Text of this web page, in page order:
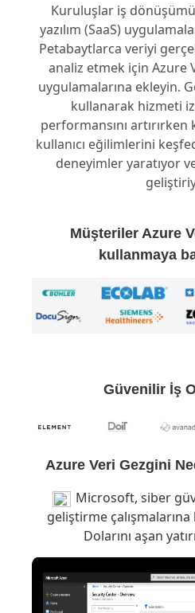
Kuruluşlar iş
yazılım (SaaS)
Petabaytlarca veriyi
analiz etmek için Azure
uygulamalarına ekleyin.
kullanarak hizmeti
performansını
kullanıcı eğilimlerini
deneyimler yaratıyor
Müşteriler Azure
kullanmaya
Güvenilir İş
Azure Veri Gezgini
Microsoft, siber
geliştirme çalışmalarına
Dolarını aşan